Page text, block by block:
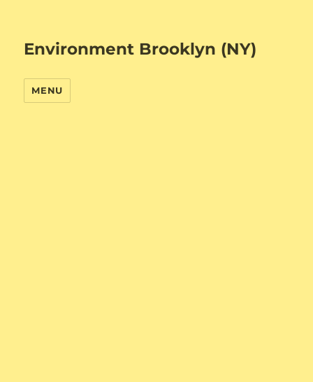
Environment Brooklyn (NY)
MENU